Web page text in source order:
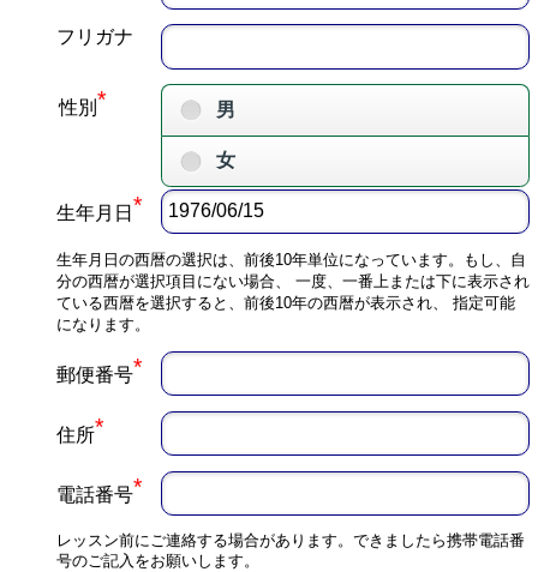
フリガナ
性別 * 男
女
生年月日 *
生年月日の西暦の選択は、前後10年単位になっています。もし、自
分の西暦が選択項目にない場合、 一度、一番上または下に表示され
ている西暦を選択すると、前後10年の西暦が表示され、 指定可能
になります。
郵便番号*
住所*
電話番号*
レッスン前にご連絡する場合があります。できましたら携帯電話番
号のご記入をお願いします。